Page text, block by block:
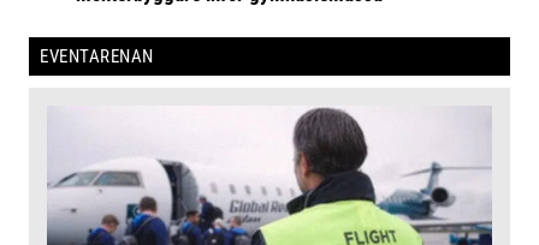
EVENTARENAN